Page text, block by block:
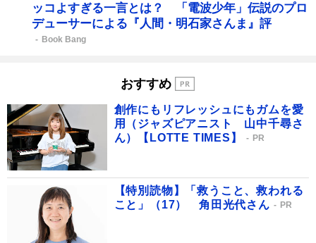
ッコよすぎる一言とは？ 「電波少年」伝説のプロ
デューサーによる『人間・明石家さんま』評
Book Bang
おすすめ
創作にもリフレッシュにもガムを愛
用（ジャズピアニスト 山中千尋さ
ん）【LOTTE TIMES】
PR
【特別読物】「救うこと、救われる
こと」（17） 角田光代さん
PR